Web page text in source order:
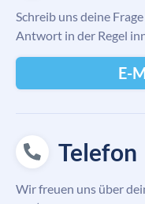
Schreib uns deine
Antwort in der Regel
E-
Telefon
Wir freuen uns über